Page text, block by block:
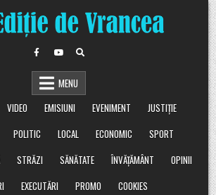
MENU
VIDEO EMISIUNI EVENIMENT
JUSTIȚIE
POLITIC LOCAL ECONOMIC
SPORT
STRĂZI SĂNĂTATE ÎNVĂȚĂMÂNT
OPINII
EXECUTĂRI PROMO COOKIES